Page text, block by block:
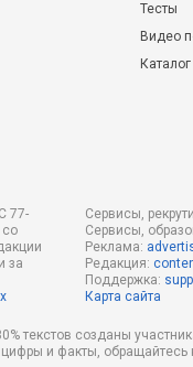
Тесты
Видео
77-
со
за
Сервисы,
Сервисы,
Реклама:
Редакция:
Поддержка:
Карта сайта
текстов созданы
цифры и факты,